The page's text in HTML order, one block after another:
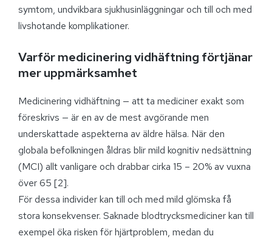
symtom, undvikbara sjukhusinläggningar och till och med
livshotande komplikationer.
Varför medicinering vidhäftning förtjänar
mer uppmärksamhet
Medicinering vidhäftning — att ta mediciner exakt som
föreskrivs — är en av de mest avgörande men
underskattade aspekterna av äldre hälsa. När den
globala befolkningen åldras blir mild kognitiv nedsättning
(MCI) allt vanligare och drabbar cirka 15 – 20% av vuxna
över 65 [2].
För dessa individer kan till och med mild glömska få
stora konsekvenser. Saknade blodtrycksmediciner kan till
exempel öka risken för hjärtproblem, medan du